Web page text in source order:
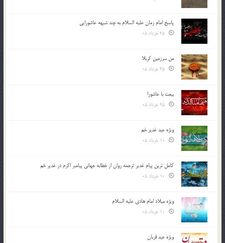
پاسخ امام زمان علیه السلام به چند شبهه عاشورایی
من سرزمین کربلا
بیعت با عاشورا
ویژه عید غدیر خم
کامل ترین پیام غدیر ترجمه روان از خطابه جهانی پیامبر اکرم در غدیر خم
ویژه میلاد امام هادی علیه السلام
ویژه عید قربان